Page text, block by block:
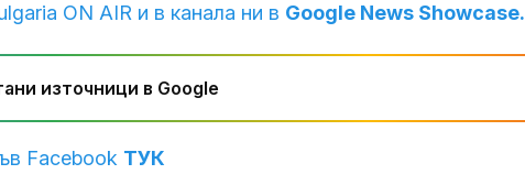
ON AIR и в канала ни в Google News Showcase.
източници в Google
Facebook ТУК